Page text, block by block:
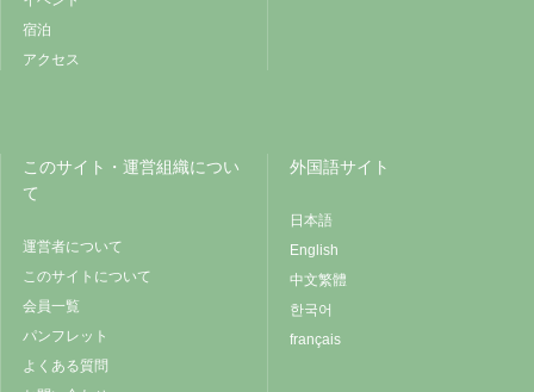
宿泊
アクセス
このサイト・運営組織につい
て
運営者について
このサイトについて
会員一覧
パンフレット
よくある質問
外国語サイト
日本語
English
中文繁體
한국어
français